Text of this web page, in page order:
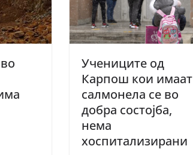
Учениците од
Карпош кои имаат
салмонела се во
добра состојба,
нема
хоспитализирани